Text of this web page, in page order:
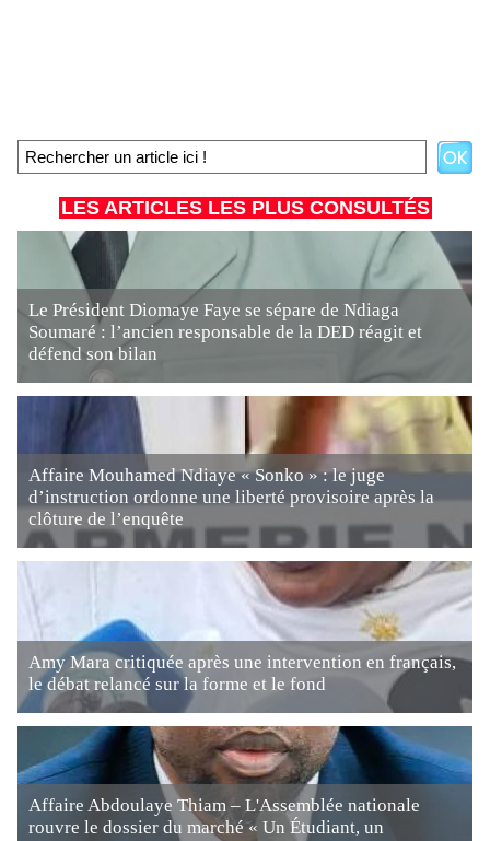
LES ARTICLES LES PLUS CONSULTÉS
Le Président Diomaye Faye se sépare de Ndiaga
Soumaré : l’ancien responsable de la DED réagit et
défend son bilan
Affaire Mouhamed Ndiaye « Sonko » : le juge
d’instruction ordonne une liberté provisoire après la
clôture de l’enquête
Amy Mara critiquée après une intervention en français,
le débat relancé sur la forme et le fond
Affaire Abdoulaye Thiam – L'Assemblée nationale
rouvre le dossier du marché « Un Étudiant, un